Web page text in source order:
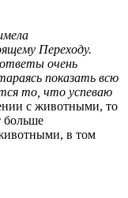
Переходу.
очень
показать всю
то, что успеваю
с животными, то
больше
в том